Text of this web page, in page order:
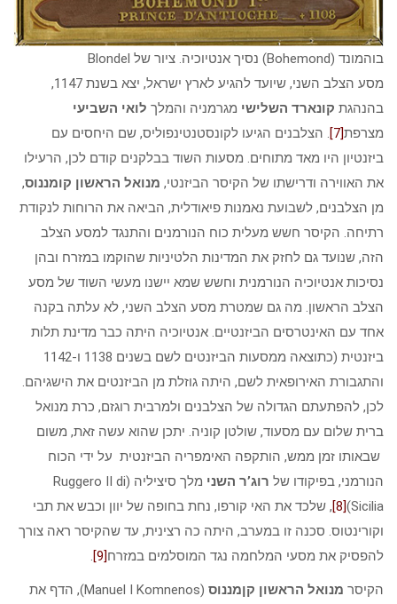
בוהמונד (Bohemond) נסיך אנטיוכיה. ציור של Blondel
מסע הצלב השני, שיועד להגיע לארץ ישראל, יצא בשנת 1147,
בהנהגת קונארד השלישי מגרמניה והמלך לואי השביעי
מצרפת[7]
. הצלבנים הגיעו לקונסטנטינפוליס, שם היחסים עם
ביזנטיון היו מאד מתוחים. מסעות השוד בבלקנים קודם לכן, הרעילו
את האווירה ודרישתו של הקיסר הביזנטי, מנואל הראשון קומננוס,
מן הצלבנים, לשבועת נאמנות פיאודלית, הביאה את הרוחות לנקודת
רתיחה. הקיסר חשש מעלית כוח הנורמנים והתנגד למסע הצלב
הזה, שנועד גם לחזק את המדינות הלטיניות שהוקמו במזרח ובהן
נסיכות אנטיוכיה הנורמנית וחשש שמא יישנו מעשי השוד של מסע
הצלב הראשון. מה גם שמטרת מסע הצלב השני, לא עלתה בקנה
אחד עם האינטרסים הביזנטיים. אנטיוכיה היתה כבר מדינת תלות
ביזנטית (כתוצאה ממסעות הביזנטים לשם בשנים 1138 ו-1142
והתגבורת האירופאית לשם, היתה גוזלת מן הביזנטים את הישגיהם.
לכן, להפתעתם הגדולה של הצלבנים ולמרבית רוגזם, כרת מנואל
ברית שלום עם מסעוד, שולטן קוניה. יתכן שהוא עשה זאת, משום
שבאותו זמן ממש, הותקפה האימפריה הביזנטית על ידי הכוח
הנורמני, בפיקודו של רוג’ר השני
מלך סיציליה (Ruggero II di
Sicilia)
[8]
, שלכד את האי קורפו, נחת בחופה של יוון וכבש את תבי
וקורינטוס. סכנה זו במערב, היתה כה רצינית, עד שהקיסר ראה צורך
להפסיק את מסעי המלחמה נגד המוסלמים במזרח[9]
.
הקיסר מנואל הראשון קןמננוס
(Manuel I Komnenos), הדף את